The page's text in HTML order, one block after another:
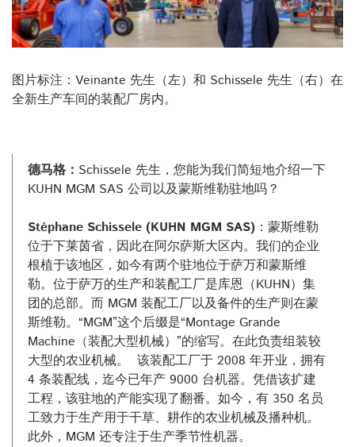
图片标注：Veinante 先生（左）和 Schissele 先生（右）在
全新生产车间的装配厂房内。
德马格： Schissele 先生，您能为我们简短地介绍一下
KUHN MGM SAS 公司以及蒙斯维勒驻地吗？
Stéphane Schissele (KUHN MGM SAS) ：蒙斯维勒
位于下莱茵省，因此在阿尔萨斯大区内。我们的企业
根植于该地区，如今有两个驻地位于萨万和蒙斯维
勒。位于萨万的生产和装配工厂是库恩（KUHN）集
团的总部。而 MGM 装配工厂以及备件的生产则在蒙
斯维勒。“MGM”这个后缀是“Montage Grande
Machine（装配大型机械）”的缩写。在此负责组装较
大型的农业机械。 该装配工厂于 2008 年开业，拥有
4 条装配线，迄今已年产 9000 台机器。凭借该扩建
工程，该驻地的产能实现了翻番。如今，有 350 名员
工致力于生产用于干草、耕作的农业机械及播种机。
此外，MGM 还专注于生产季节性机器。